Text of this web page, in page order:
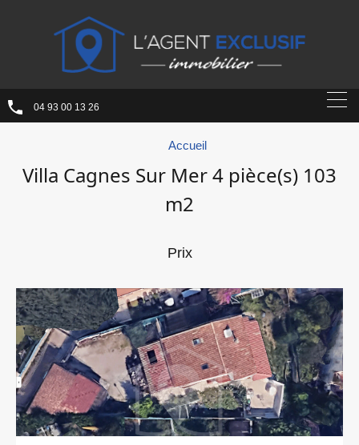
04 93 00 13 26
Accueil
Villa Cagnes Sur Mer 4 pièce(s) 103
m2
Prix